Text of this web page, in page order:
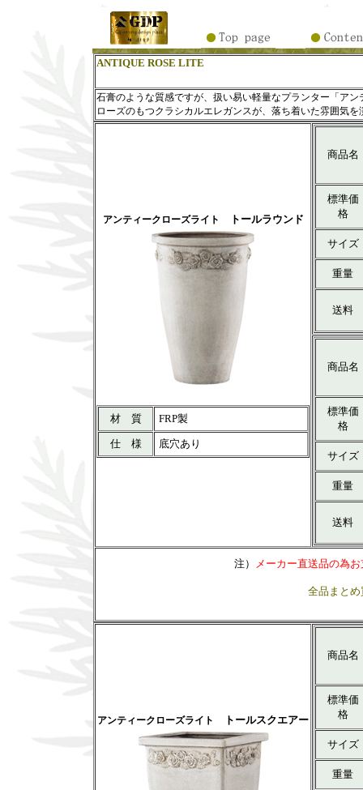
ANTIQUE ROSE LITE
石膏のような質感ですが、扱い易い軽量なプランター「アン
ローズのもつクラシカルエレガンスが、落ち着いた雰囲気を
アンティークローズライト トールラウンド
材 質 FRP製
仕 様 底穴あり
商品名
標準価
格
サイズ
重量
送料
商品名
標準価
格
サイズ
重量
送料
注） メーカー直送品の為
全品まと
アンティークローズライト トールスクエアー
商品名
標準価
格
サイズ
重量